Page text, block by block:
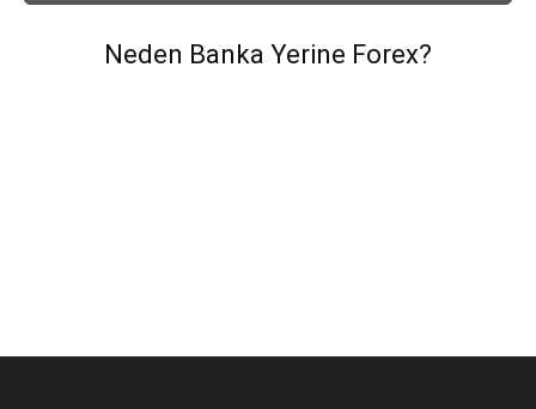
Neden Banka Yerine Forex?